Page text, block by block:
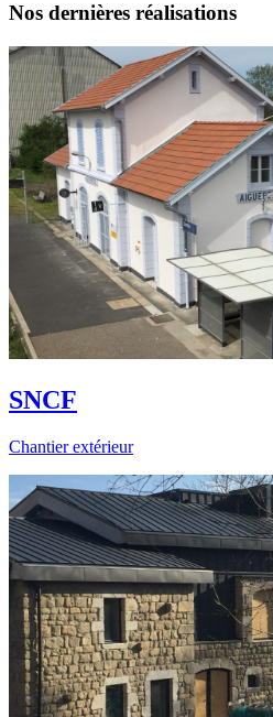
Nos dernières réalisations
SNCF
Chantier extérieur